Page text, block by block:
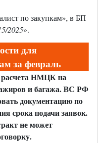
по закупкам», в БП
2025».
для
за февраль
расчета НМЦК на
и багажа. ВС РФ
документацию по
срока подачи заявок.
не может